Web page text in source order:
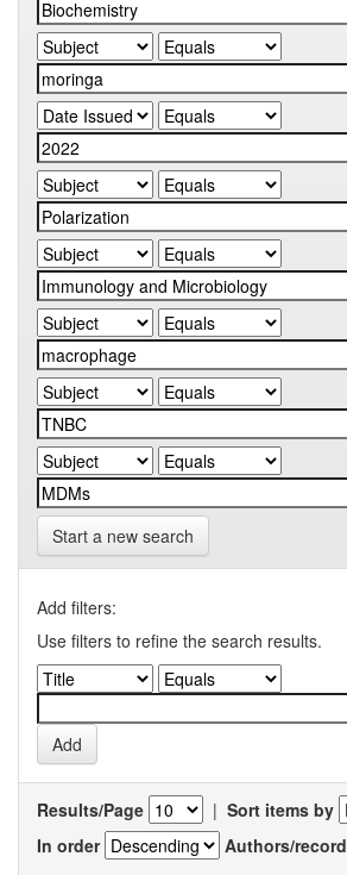
Start a new search
Add filters:
Use filters to refine the search results.
Results/Page | Sort items by
In order
Authors/record